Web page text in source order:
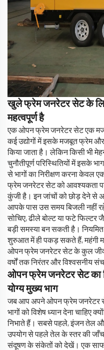
खुले फ्रेम जनरेटर सेट के लिए
महत्वपूर्ण है
एक ओपन फ्रेम जनरेटर सेट एक
कई उद्योगों में इसके मजबूत फ्रेम
किया जाता है। लेकिन किसी भी
चुनौतीपूर्ण परिस्थितियों में इसके
से भागों का निरीक्षण करना केवल
फ्रेम जनरेटर सेट को आवश्यकता
कुंजी है। इन जांचों को छोड़ देने से
आपके पास उस समय बिजली नहीं
सोचिए, ढीले बोल्ट या फटे फिल्टर
बड़ी समस्या बन सकती है।
शुरुआत में ही पकड़ सकते हैं, महंगी
ओपन फ्रेम जनरेटर सेट के कुल
वर्षों तक निरंतर और विश्वसनीय
ओपन फ्रेम जनरेटर सेट का
योग्य मुख्य भाग
जब आप अपने ओपन फ्रेम जनरेटर सेट
भागों को विशेष ध्यान देना चाहिए
निभाते हैं। सबसे पहले, इंजन तेल
उपयोग से पहले तेल के स्तर की
संदूषण के संकेतों को देखें। एक साफ